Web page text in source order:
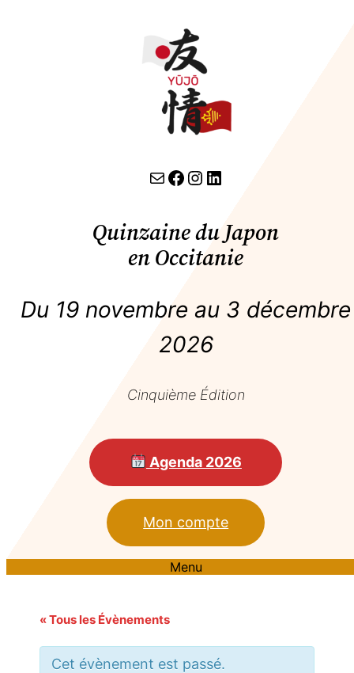
contact par email lien facebook Instagram LinkedIn
Quinzaine du Japon
en Occitanie
Du 19 novembre au 3 décembre
2026
Cinquième Édition
Agenda 2026
Mon compte
Menu
« Tous les Évènements
Cet évènement est passé.